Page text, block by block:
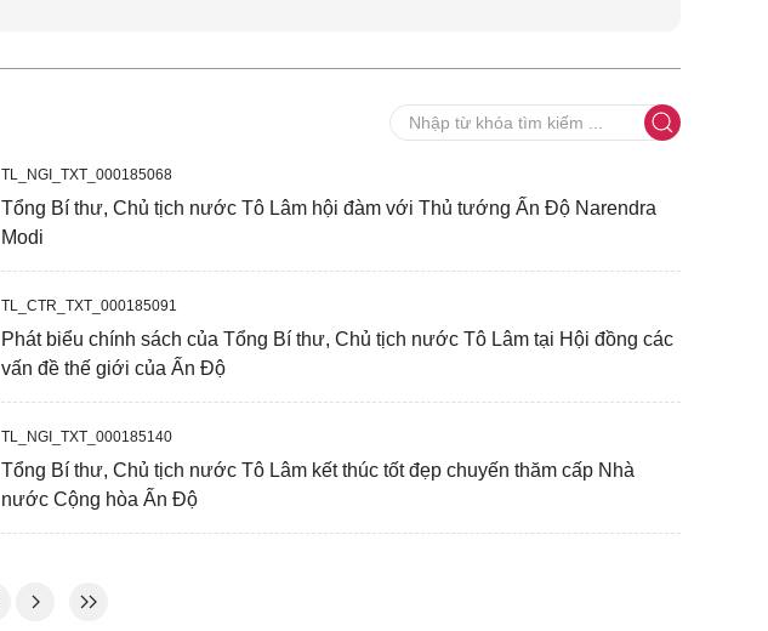
TL_NGI_TXT_000185068
Tổng Bí thư, Chủ tịch nước Tô Lâm hội đàm với Thủ tướng Ấn Độ Narendra
Modi
TL_CTR_TXT_000185091
Phát biểu chính sách của Tổng Bí thư, Chủ tịch nước Tô Lâm tại Hội đồng các
vấn đề thế giới của Ấn Độ
TL_NGI_TXT_000185140
Tổng Bí thư, Chủ tịch nước Tô Lâm kết thúc tốt đẹp chuyến thăm cấp Nhà
nước Cộng hòa Ấn Độ